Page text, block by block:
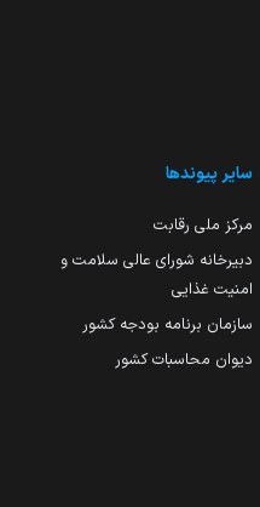
سایر پیوندها
مرکز ملی رقابت
دبیرخانه شورای عالی سلامت و
امنیت غذایی
سازمان برنامه بودجه کشور
دیوان محاسبات کشور